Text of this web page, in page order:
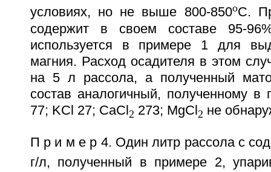
условиях, но не выше 800-850оС.
содержит в своем составе 95-
используется в примере 1 для
магния. Расход осадителя в этом
на 5 л рассола, а полученный
состав аналогичный, полученному
77; KCl 27; CaCl 2 273; MgCl 2 не
П р и м е р 4. Один литр рассола с
г/л, полученный в примере 2,